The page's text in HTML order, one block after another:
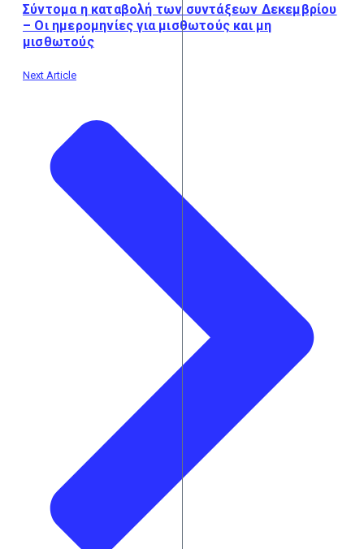
Σύντομα η καταβολή των συντάξεων Δεκεμβρίου
– Οι ημερομηνίες για μισθωτούς και μη
μισθωτούς
Next Article